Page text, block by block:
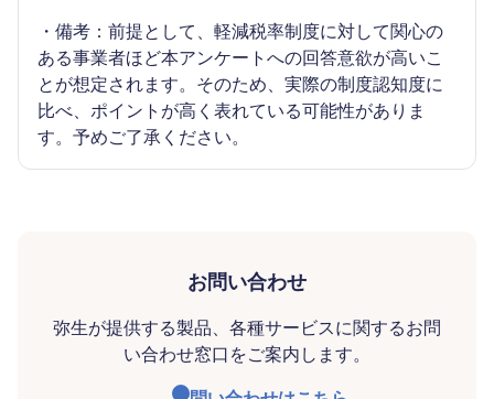
・備考：前提として、軽減税率制度に対して関心の
ある事業者ほど本アンケートへの回答意欲が高いこ
とが想定されます。そのため、実際の制度認知度に
比べ、ポイントが高く表れている可能性がありま
す。予めご了承ください。
お問い合わせ
弥生が提供する製品、各種サービスに関するお問
い合わせ窓口をご案内します。